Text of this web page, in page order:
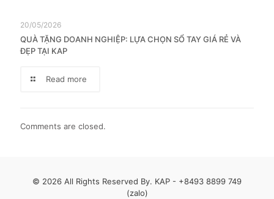
20/05/2026
QUÀ TẶNG DOANH NGHIỆP: LỰA CHỌN SỔ TAY GIÁ RẺ VÀ
ĐẸP TẠI KAP
Read more
Comments are closed.
© 2026 All Rights Reserved By. KAP - +8493 8899 749
(zalo)